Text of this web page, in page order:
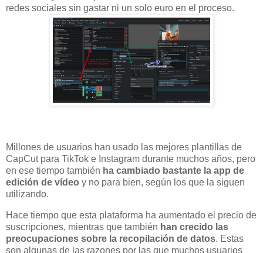
redes sociales sin gastar ni un solo euro en el proceso.
Millones de usuarios han usado las mejores plantillas de
CapCut para TikTok e Instagram durante muchos años, pero
en ese tiempo también ha cambiado bastante la app de
edición de vídeo y no para bien, según los que la siguen
utilizando.
Hace tiempo que esta plataforma ha aumentado el precio de
suscripciones, mientras que también han crecido las
preocupaciones sobre la recopilación de datos. Estas
son algunas de las razones por las que muchos usuarios